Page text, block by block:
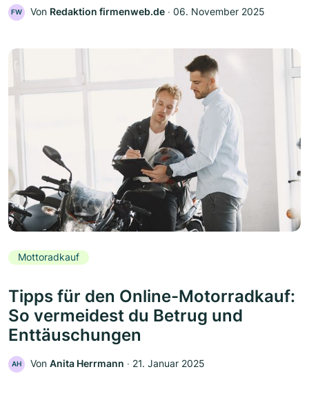
FW Von Redaktion firmenweb.de ‧ 06. November 2025
Mottoradkauf
Tipps für den Online-Motorradkauf:
So vermeidest du Betrug und
Enttäuschungen
AH Von Anita Herrmann ‧ 21. Januar 2025